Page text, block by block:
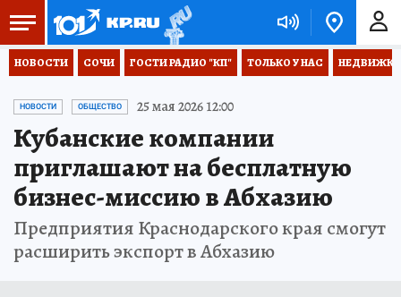
НОВОСТИ СОЧИ ГОСТИ РАДИО "КП" ТОЛЬКО У НАС НЕДВИЖКА
НОВОСТИ ОБЩЕСТВО 25 мая 2026 12:00
Кубанские компании
приглашают на бесплатную
бизнес-миссию в Абхазию
Предприятия Краснодарского края смогут
расширить экспорт в Абхазию